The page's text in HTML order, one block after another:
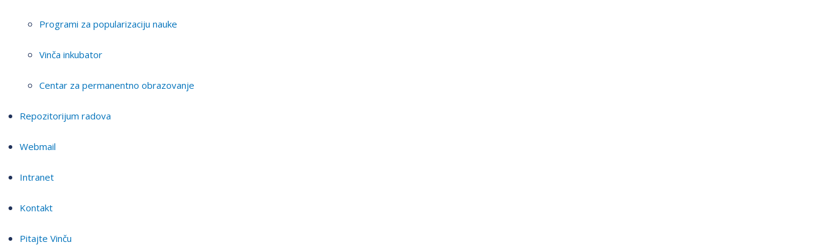
Programi za popularizaciju nauke
Vinča inkubator
Centar za permanentno obrazovanje
Repozitorijum radova
Webmail
Intranet
Kontakt
Pitajte Vinču